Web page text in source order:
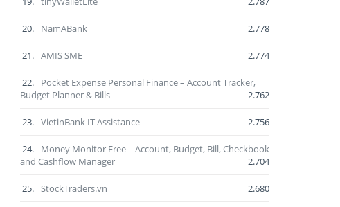
20. NamABank 2.778
21. AMIS SME 2.774
22.
Pocket Expense Personal Finance – Account Tracker,
Budget Planner & Bills
2.762
23. VietinBank IT Assistance 2.756
24.
Money Monitor Free – Account, Budget, Bill, Checkbook
and Cashflow Manager
2.704
25. StockTraders.vn 2.680